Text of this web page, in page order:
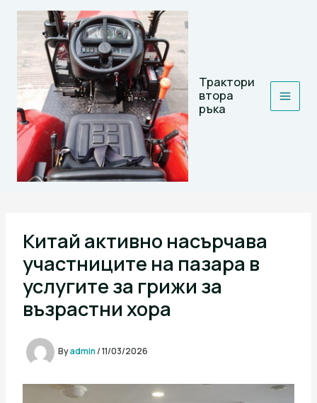
Skip
Трактори
втора
ръка
Китай активно насърчава
участниците на пазара в
услугите за грижи за
възрастни хора
Byadmin/11/03/2026